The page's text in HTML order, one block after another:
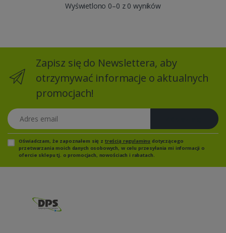
Wyświetlono 0–0 z 0 wyników
Zapisz się do Newslettera, aby
otrzymywać informacje o aktualnych
promocjach!
Adres email
Oświadczam, że zapoznałem się z treścią regulaminu dotyczącego
przetwarzania moich danych osobowych, w celu przesyłania mi informacji o
ofercie sklepu tj. o promocjach, nowościach i rabatach.